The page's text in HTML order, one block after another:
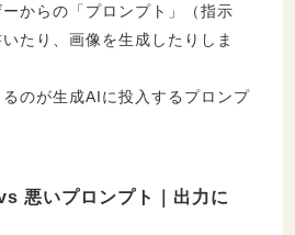
からの「プロンプト」（指示
たり、画像を生成したりしま
のが生成AIに投入するプロンプ
悪いプロンプト｜出力に